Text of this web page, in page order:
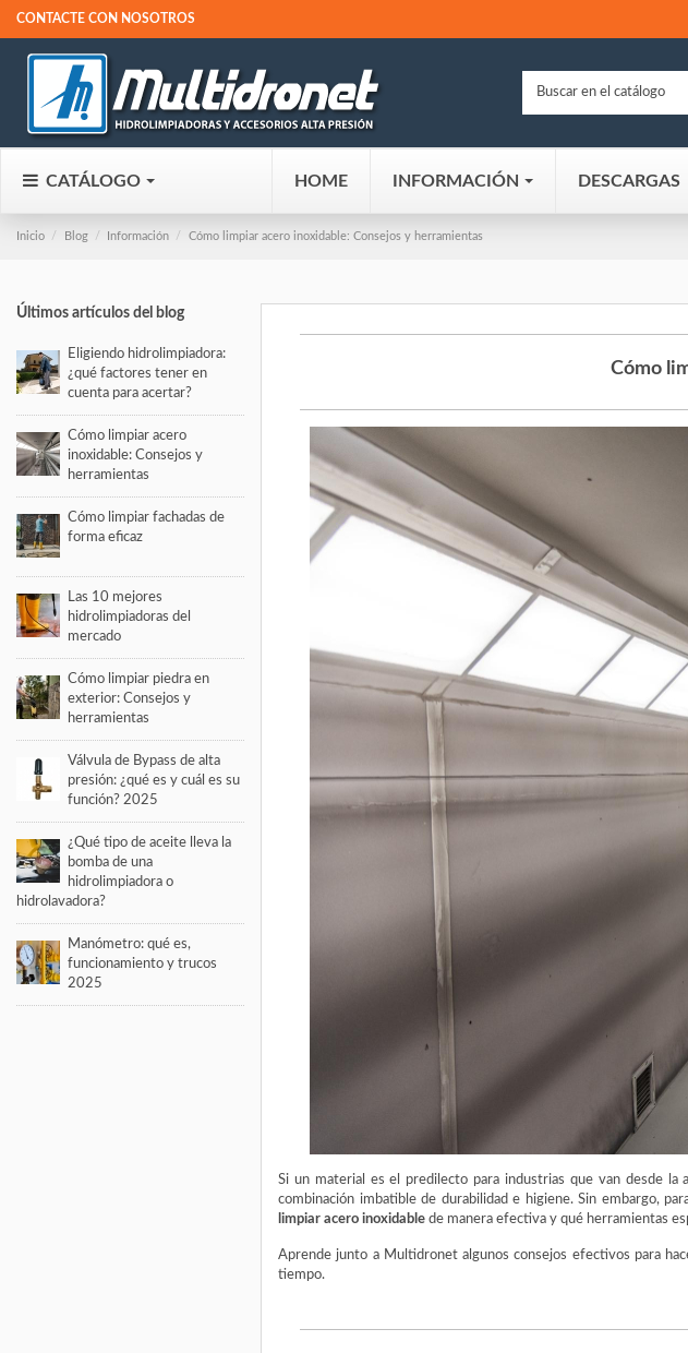
CONTACTE CON NOSOTROS
CATÁLOGO HOME INFORMACIÓN DESCARGAS
Inicio Blog Información Cómo limpiar acero inoxidable: Consejos y herramientas
Cómo
Si un material es el predilecto para industrias que van desde la
combinación imbatible de durabilidad e higiene. Sin embargo,
limpiar acero inoxidable de manera efectiva y qué herramientas
Aprende junto a Multidronetalgunos consejos efectivos para
tiempo.
Últimos artículos del blog
Eligiendo hidrolimpiadora:
¿qué factores tener en
cuenta para acertar?
Cómo limpiar acero
inoxidable: Consejos y
herramientas
Cómo limpiar fachadas de
forma eficaz
Las 10 mejores
hidrolimpiadoras del
mercado
Cómo limpiar piedra en
exterior: Consejos y
herramientas
Válvula de Bypass de alta
presión: ¿qué es y cuál es su
función? 2025
¿Qué tipo de aceite lleva la
bomba de una
hidrolimpiadora o
hidrolavadora?
Manómetro: qué es,
funcionamiento y trucos
2025